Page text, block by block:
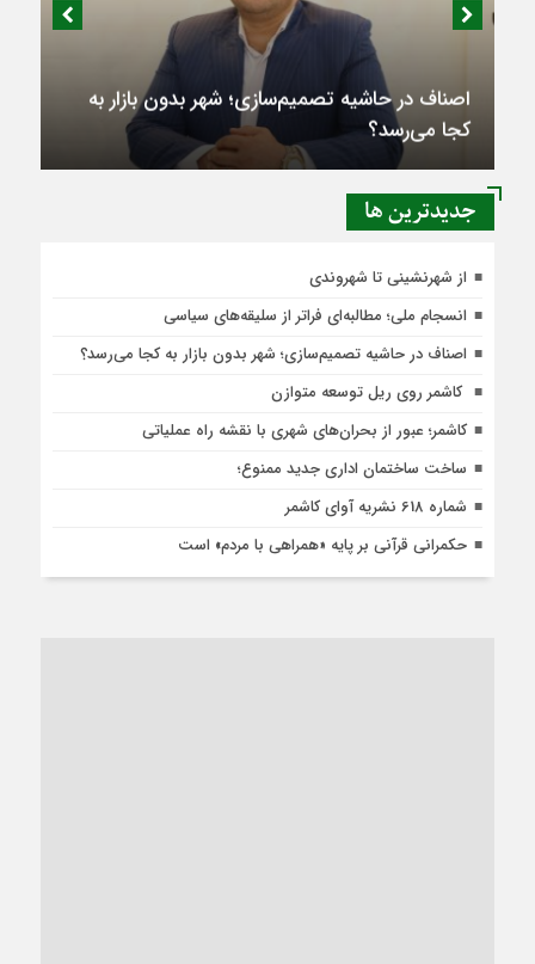
اصناف در حاشیه تصمیم‌سازی؛ شهر بدون بازار به
کجا می‌رسد؟
جديدترين ها
از شهرنشینی تا شهروندی
انسجام ملی؛ مطالبه‌ای فراتر از سلیقه‌های سیاسی
اصناف در حاشیه تصمیم‌سازی؛ شهر بدون بازار به کجا می‌رسد؟
کاشمر روی ریل توسعه متوازن
کاشمر؛ عبور از بحران‌های شهری با نقشه راه عملیاتی
ساخت ساختمان اداری جدید ممنوع؛
شماره 618 نشریه آوای کاشمر
حکمرانی قرآنی بر پایه «همراهی با مردم» است